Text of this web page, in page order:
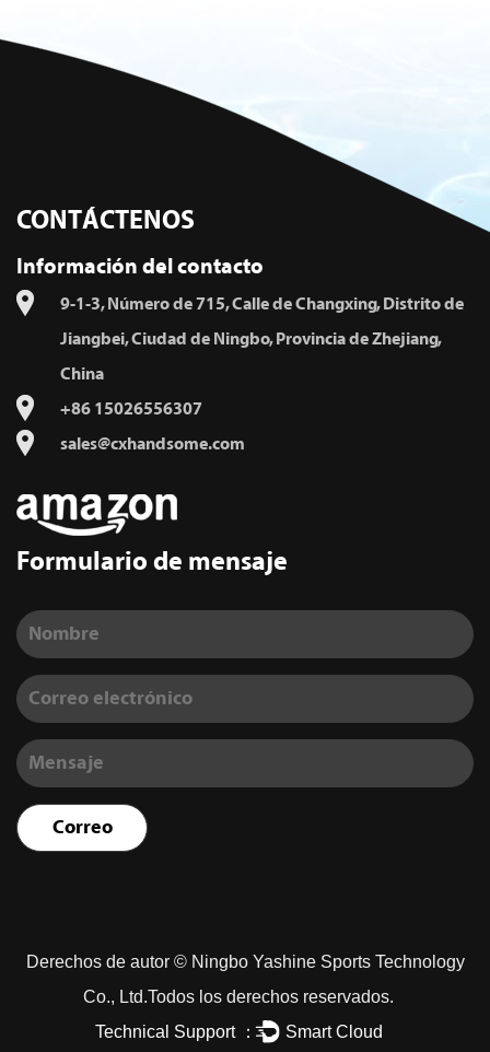
CONTÁCTENOS
Información del contacto
9-1-3, Número de 715, Calle de Changxing, Distrito de
Jiangbei, Ciudad de Ningbo, Provincia de Zhejiang,
China
+86 15026556307
sales@cxhandsome.com
Formulario de mensaje
Derechos de autor © Ningbo Yashine Sports Technology
Co., Ltd.Todos los derechos reservados.
Technical Support ： Smart Cloud